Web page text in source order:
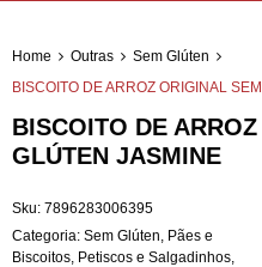
Home Outras
Sem Glúten
BISCOITO DE ARROZ ORIGINAL
BISCOITO DE
GLÚTEN JASMINE
Sku: 7896283006395
Categoria: Sem Glúten Pães e
Biscoitos Petiscos e Salgadinhos